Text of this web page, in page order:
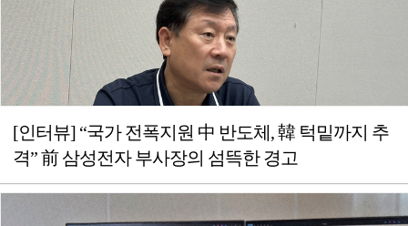
[인터뷰] “국가 전폭지원 中 반도체, 韓 턱밑까지 추
격” 前 삼성전자 부사장의 섬뜩한 경고